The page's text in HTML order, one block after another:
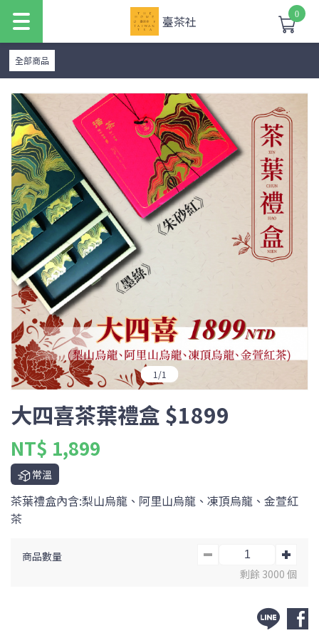
臺茶社 0
全部商品
1 /1
大四喜茶葉禮盒 $1899
NT$ 1,899
常溫
茶葉禮盒內含:梨山烏龍、阿里山烏龍、凍頂烏龍、金萱紅
茶
商品數量
剩餘 3000 個